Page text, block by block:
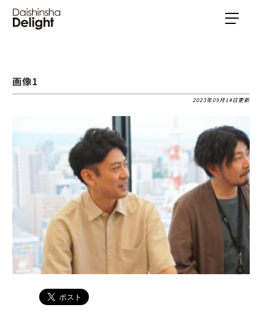
画像1
2023年09月14日更新